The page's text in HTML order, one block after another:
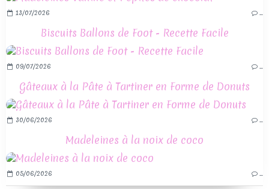
13/07/2026
Biscuits Ballons de Foot - Recette Facile
09/07/2026
Gâteaux à la Pâte à Tartiner en Forme de Donuts
30/06/2026
Madeleines à la noix de coco
05/06/2026